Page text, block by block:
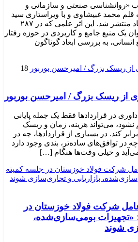
«روانشناسی صنعتی و سازمانی و
قلم محمد غبیشاوی و با ویراستاری سید
محمدرضا حسینی علی‌آباد منتشر شد. این اثر علمی که در ۲۸۷
یک منبع جامع و کاربردی در حوزه رفتار
به بررسی ابعاد گوناگون
18
از ریسک بزرگ / امیرحسن بوربور
در قراردادها فقط یک جمله پایانی
می‌تواند هزینه، زمان و ریسک
کند. در بسیاری از قراردادها، چه در
در توافق‌های ساده‌تر، بندی وجود دارد
می‌آید و خیلی وقت‌ها هنگام […]
شرکت فولاد خوزستان در
«تجهیزات بومی‌سازی‌شده،
شوند